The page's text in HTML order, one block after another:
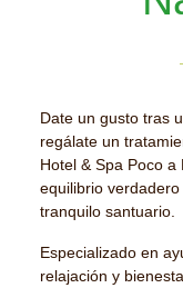
Date un gusto tras
regálate un
Hotel & Spa Poco
equilibrio
tranquilo santuario.
Especializado en
relajación y